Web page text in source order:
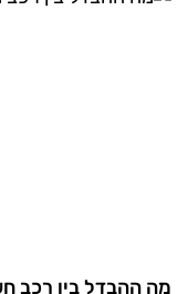
מה ההבדל בין רכב